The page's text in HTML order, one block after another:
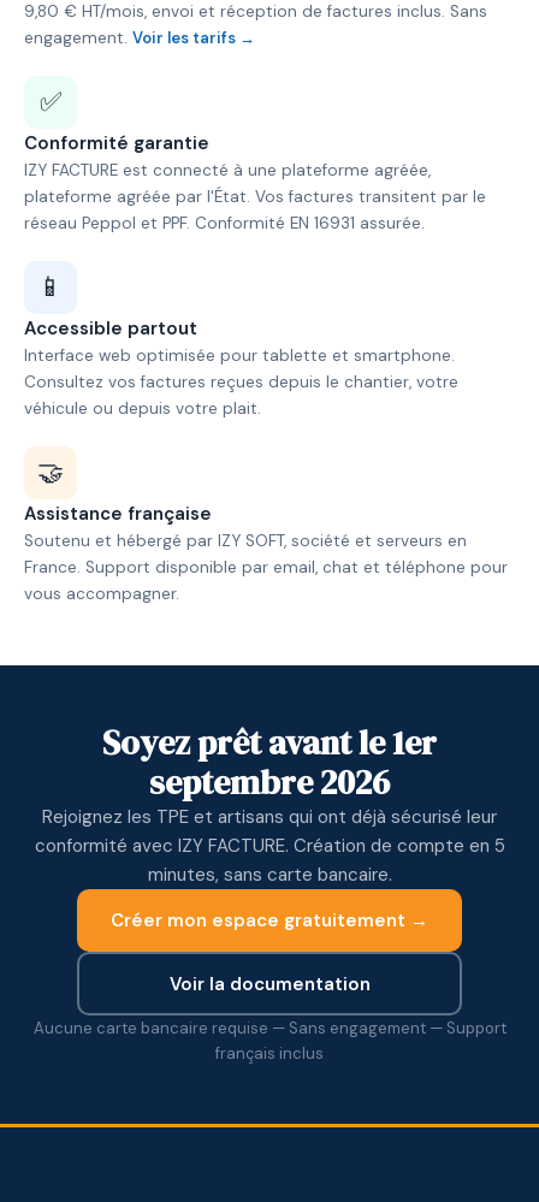
9,80 € HT/mois, envoi et réception de factures inclus. Sans
engagement. Voir les tarifs →
✅
Conformité garantie
IZY FACTURE est connecté à une plateforme agréée,
plateforme agréée par l'État. Vos factures transitent par le
réseau Peppol et PPF. Conformité EN 16931 assurée.
📱
Accessible partout
Interface web optimisée pour tablette et smartphone.
Consultez vos factures reçues depuis le chantier, votre
véhicule ou depuis votre plait.
🤝
Assistance française
Soutenu et hébergé par IZY SOFT, société et serveurs en
France. Support disponible par email, chat et téléphone pour
vous accompagner.
Soyez prêt avant le 1er
septembre 2026
Rejoignez les TPE et artisans qui ont déjà sécurisé leur
conformité avec IZY FACTURE. Création de compte en 5
minutes, sans carte bancaire.
Créer mon espace gratuitement →
Voir la documentation
Aucune carte bancaire requise — Sans engagement — Support
français inclus